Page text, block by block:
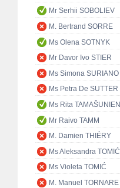
Mr Serhii SOBOLIEV
M. Bertrand SORRE
Ms Olena SOTNYK
Mr Davor Ivo STIER
Ms Simona SURIANO
Ms Petra De SUTTER
Ms Rita
Mr Raivo TAMM
M. Damien THIÉRY
Ms Aleksandra TOMIĆ
Ms Violeta TOMIĆ
M. Manuel TORNARE